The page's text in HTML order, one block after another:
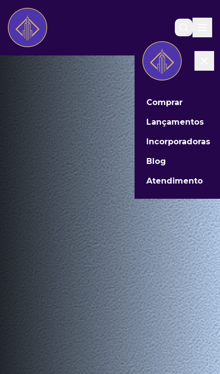
Comprar
Lançamentos
Incorporadoras
Blog
Atendimento